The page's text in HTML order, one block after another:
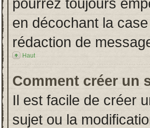
en décochant la
rédaction de
Haut
Comment créer un
Il est facile de créer
sujet ou la